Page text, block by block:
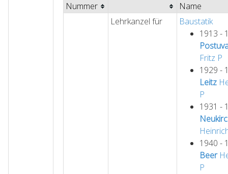
Nummer
Name
Lehrkanzel für
Baustatik
1913 -
Fritz P
1929 -
Leitz
P
1931 -
1940 -
Beer
P